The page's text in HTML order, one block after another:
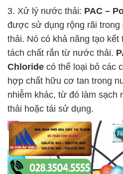
3. Xử lý nước thải: PAC –
được sử dụng rộng rãi
thải. Nó có khả năng tạo kết
tách chất rắn từ nước thải.
Chloride có thể loại bỏ các
hợp chất hữu cơ tan trong
nhiễm khác, từ đó làm sạch
thải hoặc tái sử dụng.